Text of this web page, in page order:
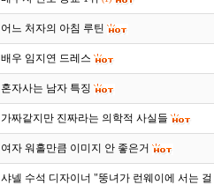
어느 처자의 아침 루틴
배우 임지연 드레스
혼자사는 남자 특징
가짜같지만 진짜라는 의학적 사실들
여자 워홀만큼 이미지 안 좋은거
샤넬 수석 디자이너 "뚱녀가 런웨이에 서는